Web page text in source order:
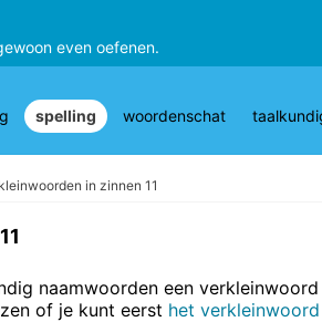
even oefenen.
spelling woordenschat
in zinnen 11
naamwoorden een
of je kunt eerst het